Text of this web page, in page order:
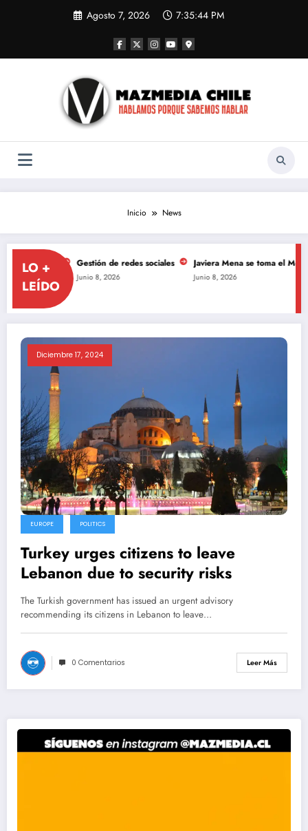
Agosto 7, 2026 7:35:46 PM
Inicio News
LO +
LEÍDO
redes sociales Javiera Mena se toma el Movistar Arena para celebrar
Junio 8, 2026
Diciembre 17, 2024
EUROPE POLITICS
Turkey urges citizens to leave
Lebanon due to security risks
The Turkish government has issued an urgent advisory
recommending its citizens in Lebanon to leave…
0 Comentarios Leer Más